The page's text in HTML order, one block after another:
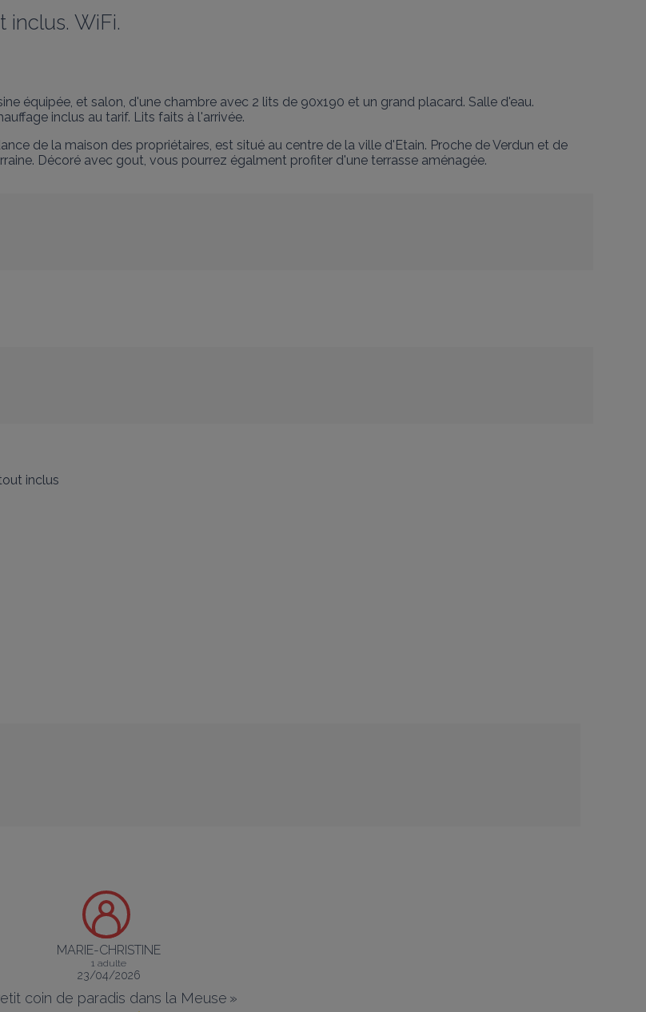
inclus. WiFi.
équipée, et salon, d'une chambre avec 2 lits de 90x190 et un grand placard. Salle d'eau.
inclus au tarif. Lits faits à l'arrivée.
de la maison des propriétaires, est situé au centre de la ville d'Etain. Proche de Verdun et de
Décoré avec gout, vous pourrez égalment profiter d'une terrasse aménagée.
inclus
MARIE-CHRISTINE
1 adulte
23/04/2026
coin de paradis dans la Meuse »